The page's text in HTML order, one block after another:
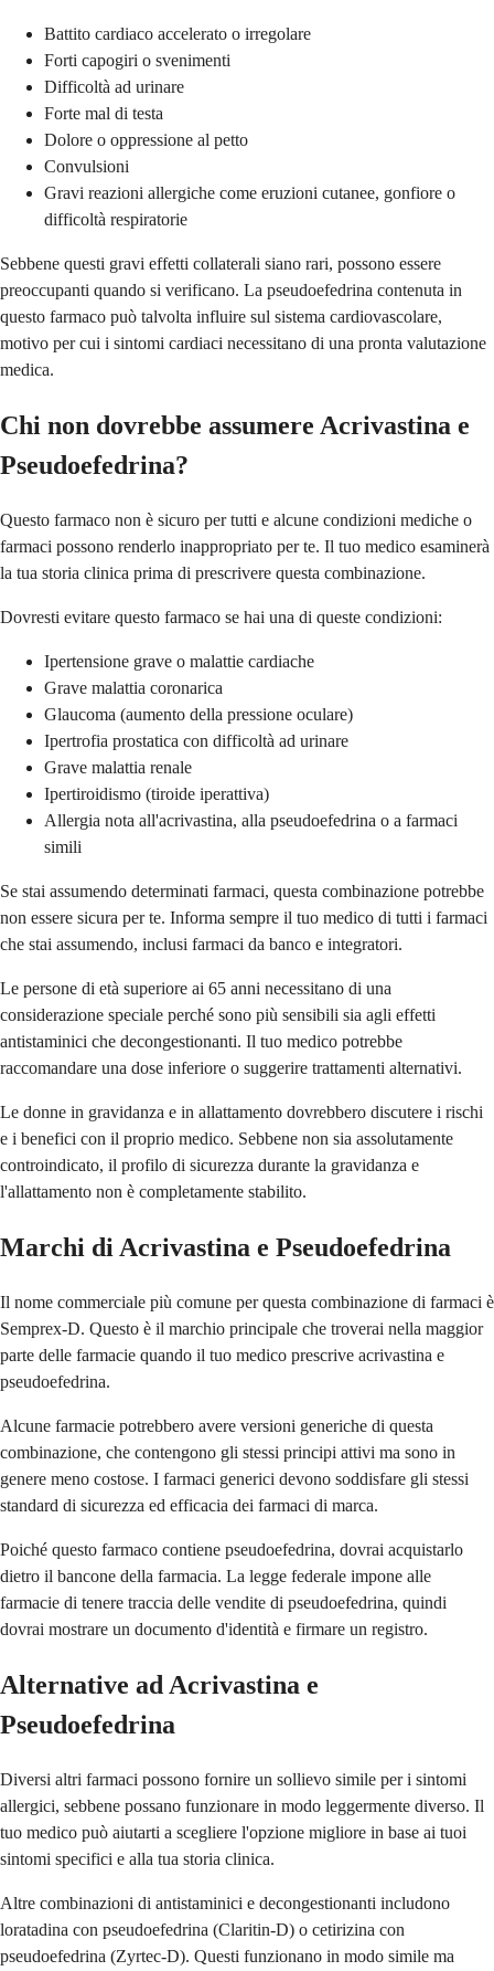
Battito cardiaco accelerato o irregolare
Forti capogiri o svenimenti
Difficoltà ad urinare
Forte mal di testa
Dolore o oppressione al petto
Convulsioni
Gravi reazioni allergiche come eruzioni cutanee, gonfiore o
difficoltà respiratorie
Sebbene questi gravi effetti collaterali siano rari, possono essere
preoccupanti quando si verificano. La pseudoefedrina contenuta in
questo farmaco può talvolta influire sul sistema cardiovascolare,
motivo per cui i sintomi cardiaci necessitano di una pronta valutazione
medica.
Chi non dovrebbe assumere Acrivastina e
Pseudoefedrina?
Questo farmaco non è sicuro per tutti e alcune condizioni mediche o
farmaci possono renderlo inappropriato per te. Il tuo medico esaminerà
la tua storia clinica prima di prescrivere questa combinazione.
Dovresti evitare questo farmaco se hai una di queste condizioni:
Ipertensione grave o malattie cardiache
Grave malattia coronarica
Glaucoma (aumento della pressione oculare)
Ipertrofia prostatica con difficoltà ad urinare
Grave malattia renale
Ipertiroidismo (tiroide iperattiva)
Allergia nota all'acrivastina, alla pseudoefedrina o a farmaci
simili
Se stai assumendo determinati farmaci, questa combinazione potrebbe
non essere sicura per te. Informa sempre il tuo medico di tutti i farmaci
che stai assumendo, inclusi farmaci da banco e integratori.
Le persone di età superiore ai 65 anni necessitano di una
considerazione speciale perché sono più sensibili sia agli effetti
antistaminici che decongestionanti. Il tuo medico potrebbe
raccomandare una dose inferiore o suggerire trattamenti alternativi.
Le donne in gravidanza e in allattamento dovrebbero discutere i rischi
e i benefici con il proprio medico. Sebbene non sia assolutamente
controindicato, il profilo di sicurezza durante la gravidanza e
l'allattamento non è completamente stabilito.
Marchi di Acrivastina e Pseudoefedrina
Il nome commerciale più comune per questa combinazione di farmaci è
Semprex-D. Questo è il marchio principale che troverai nella maggior
parte delle farmacie quando il tuo medico prescrive acrivastina e
pseudoefedrina.
Alcune farmacie potrebbero avere versioni generiche di questa
combinazione, che contengono gli stessi principi attivi ma sono in
genere meno costose. I farmaci generici devono soddisfare gli stessi
standard di sicurezza ed efficacia dei farmaci di marca.
Poiché questo farmaco contiene pseudoefedrina, dovrai acquistarlo
dietro il bancone della farmacia. La legge federale impone alle
farmacie di tenere traccia delle vendite di pseudoefedrina, quindi
dovrai mostrare un documento d'identità e firmare un registro.
Alternative ad Acrivastina e
Pseudoefedrina
Diversi altri farmaci possono fornire un sollievo simile per i sintomi
allergici, sebbene possano funzionare in modo leggermente diverso. Il
tuo medico può aiutarti a scegliere l'opzione migliore in base ai tuoi
sintomi specifici e alla tua storia clinica.
Altre combinazioni di antistaminici e decongestionanti includono
loratadina con pseudoefedrina (Claritin-D) o cetirizina con
pseudoefedrina (Zyrtec-D). Questi funzionano in modo simile ma